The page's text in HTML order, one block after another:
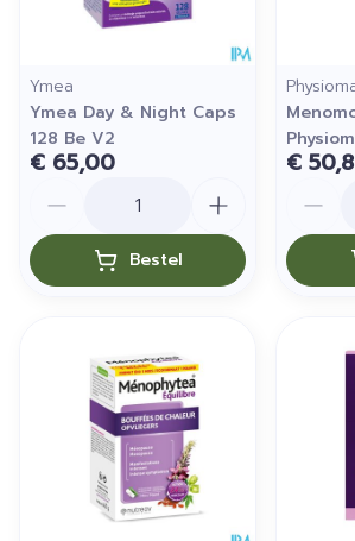
Ymea
Ymea Day & Night Caps
128 Be V2
€ 65,00
Bestel
€